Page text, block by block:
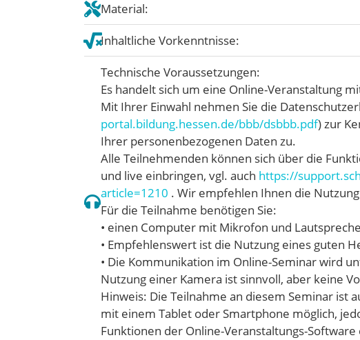
Material:
Inhaltliche Vorkenntnisse:
Technische Voraussetzungen:
Es handelt sich um eine Online-Veranstaltung
Mit Ihrer Einwahl nehmen Sie die
portal.bildung.hessen.de/bbb/dsbbb.pdf) zur
Ihrer personenbezogenen Daten zu.
Alle Teilnehmenden können sich über die
und live einbringen, vgl. auch https://
article=1210 . Wir empfehlen Ihnen die
Für die Teilnahme benötigen Sie:
• einen Computer mit Mikrofon und
• Empfehlenswert ist die Nutzung eines guten
• Die Kommunikation im Online-Seminar wird
Nutzung einer Kamera ist sinnvoll, aber keine
Hinweis: Die Teilnahme an diesem Seminar
mit einem Tablet oder Smartphone möglich,
Funktionen der Online-Veranstaltungs-